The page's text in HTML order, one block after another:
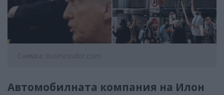
Снимка: businessdor.com
Автомобилната компания на Илон